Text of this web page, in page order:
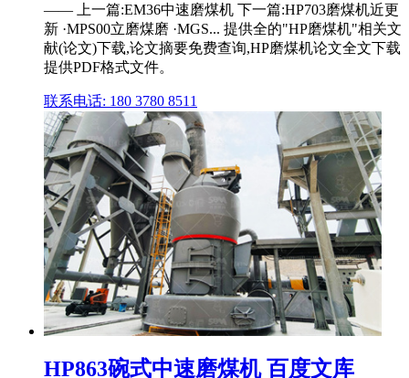
—— 上一篇:EM36中速磨煤机 下一篇:HP703磨煤机近更
新 ·MPS00立磨煤磨 ·MGS... 提供全的"HP磨煤机"相关文
献(论文)下载,论文摘要免费查询,HP磨煤机论文全文下载
提供PDF格式文件。
联系电话: 180 3780 8511
HP863碗式中速磨煤机 百度文库